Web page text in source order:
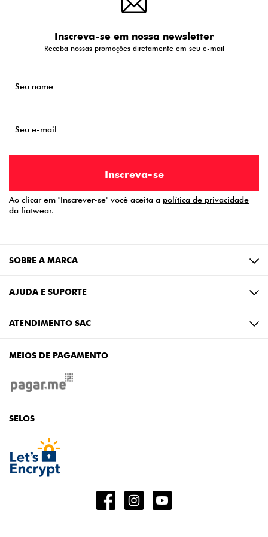
Inscreva-se em nossa newsletter
Receba nossas promoções diretamente em seu e-mail
Ao clicar em "Inscrever-se" você aceita a política de privacidade
da fiatwear.
SOBRE A MARCA
AJUDA E SUPORTE
ATENDIMENTO SAC
MEIOS DE PAGAMENTO
SELOS